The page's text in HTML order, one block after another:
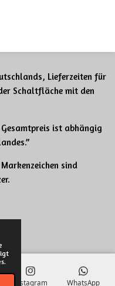
Lieferzeiten für
Schaltfläche mit den
ist abhängig
sind
Instagram WhatsApp